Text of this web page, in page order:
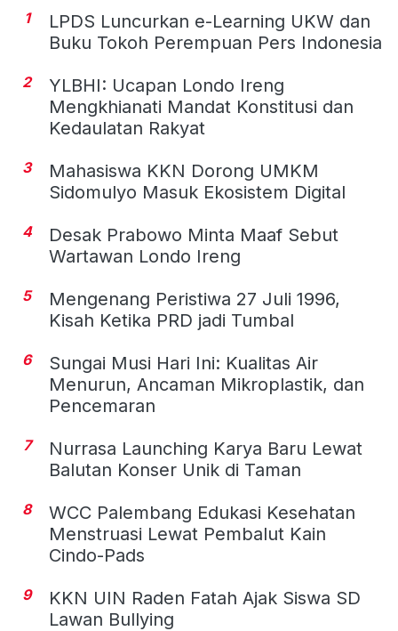
1
LPDS Luncurkan e-Learning UKW dan
Buku Tokoh Perempuan Pers Indonesia
2
YLBHI: Ucapan Londo Ireng
Mengkhianati Mandat Konstitusi dan
Kedaulatan Rakyat
3
Mahasiswa KKN Dorong UMKM
Sidomulyo Masuk Ekosistem Digital
4
Desak Prabowo Minta Maaf Sebut
Wartawan Londo Ireng
5
Mengenang Peristiwa 27 Juli 1996,
Kisah Ketika PRD jadi Tumbal
6
Sungai Musi Hari Ini: Kualitas Air
Menurun, Ancaman Mikroplastik, dan
Pencemaran
7
Nurrasa Launching Karya Baru Lewat
Balutan Konser Unik di Taman
8
WCC Palembang Edukasi Kesehatan
Menstruasi Lewat Pembalut Kain
Cindo-Pads
9
KKN UIN Raden Fatah Ajak Siswa SD
Lawan Bullying